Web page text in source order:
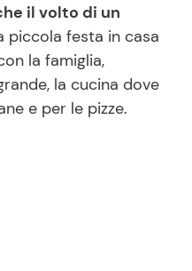
il volto di un
piccola festa in casa
la famiglia,
la cucina dove
e per le pizze.